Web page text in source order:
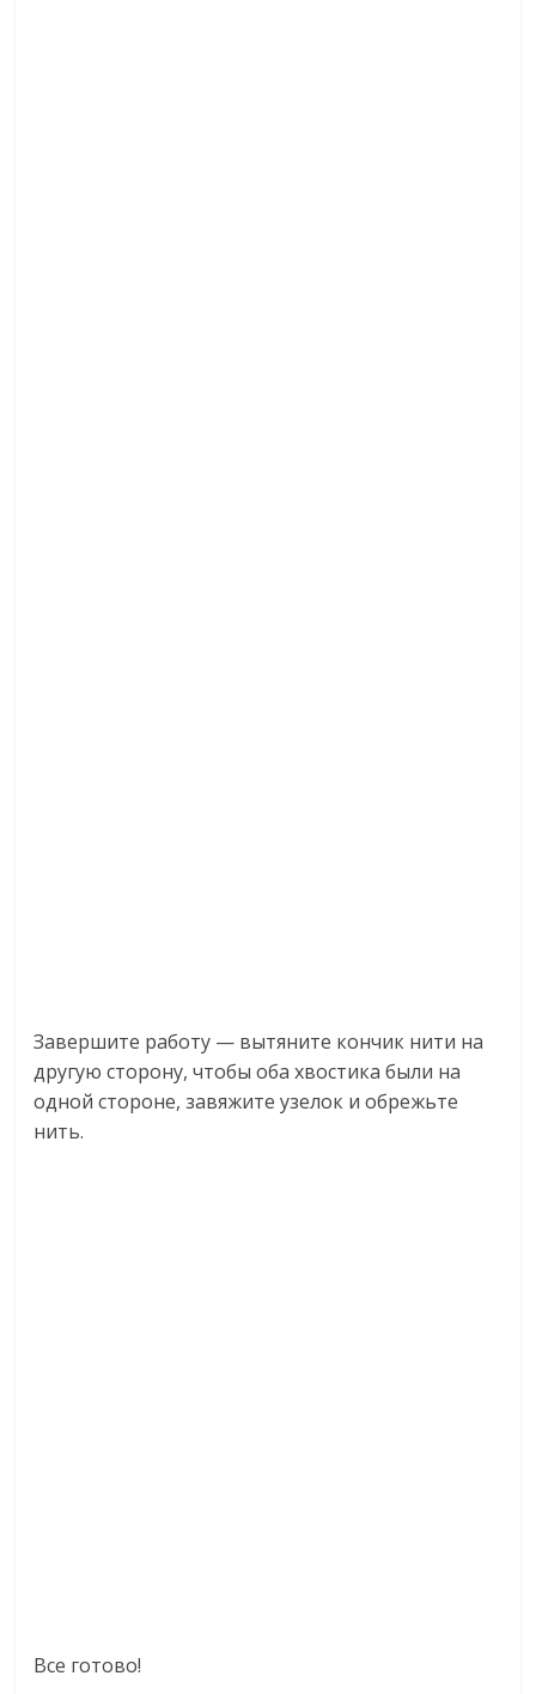
Завершите работу — вытяните кончик нити на
другую сторону, чтобы оба хвостика были на
одной стороне, завяжите узелок и обрежьте
нить.
Все готово!